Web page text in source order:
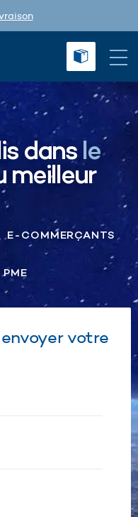
dans le
meilleur
E-COMMERÇANTS
PME
votre